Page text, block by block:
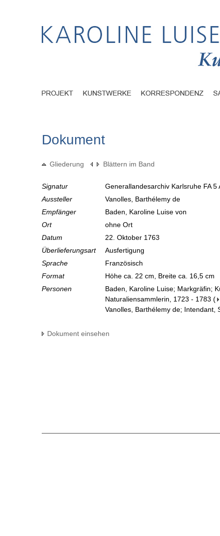
Dokument
Gliederung Blättern im Band
Signatur
Generallandesarchiv Karlsruhe FA
Aussteller
Vanolles, Barthélemy de
Empfänger
Baden, Karoline Luise von
Ort
ohne Ort
Datum
22. Oktober 1763
Überlieferungsart
Ausfertigung
Sprache
Französisch
Format
Höhe ca. 22 cm, Breite ca. 16,5 cm
Personen
Baden, Karoline Luise; Markgräfin;
Naturaliensammlerin, 1723 - 1783 (
Vanolles, Barthélemy de; Intendant,
Dokument einsehen